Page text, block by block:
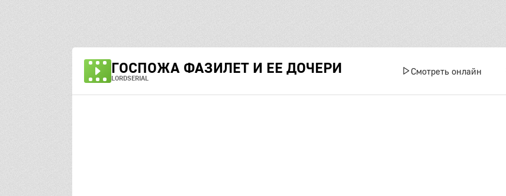
ГОСПОЖА ФАЗИЛЕТ И ЕЕ ДОЧЕРИ
LORDSERIAL
Смотреть онлайн